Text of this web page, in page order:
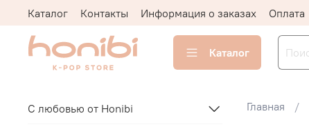
Каталог Контакты Информация о заказах Оплата
Каталог
Главная
С любовью от Honibi